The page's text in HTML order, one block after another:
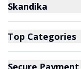
Skandika
Top Categories